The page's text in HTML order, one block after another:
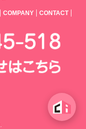
COMPANY CONTACT